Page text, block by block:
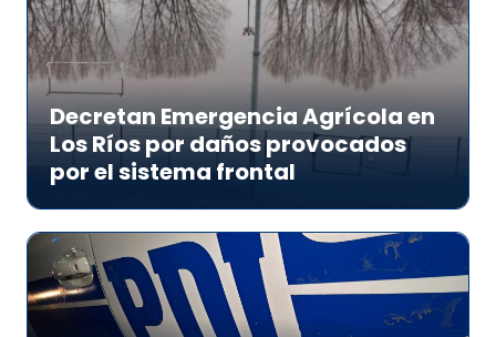
Decretan Emergencia Agrícola en
Los Ríos por daños provocados
por el sistema frontal